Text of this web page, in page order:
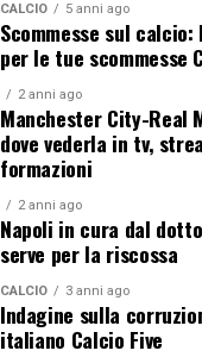
CALCIO 5 anni ago
Scommesse sul
per le tue scommesse
2 anni ago
Manchester City-Real
dove vederla in tv,
formazioni
2 anni ago
Napoli in cura dal
serve per la riscossa
CALCIO 3 anni ago
Indagine sulla
italiano Calcio Five